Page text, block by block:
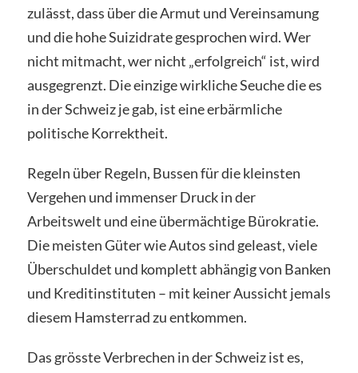
zulässt, dass über die Armut und Vereinsamung
und die hohe Suizidrate gesprochen wird. Wer
nicht mitmacht, wer nicht „erfolgreich“ ist, wird
ausgegrenzt. Die einzige wirkliche Seuche die es
in der Schweiz je gab, ist eine erbärmliche
politische Korrektheit.
Regeln über Regeln, Bussen für die kleinsten
Vergehen und immenser Druck in der
Arbeitswelt und eine übermächtige Bürokratie.
Die meisten Güter wie Autos sind geleast, viele
Überschuldet und komplett abhängig von Banken
und Kreditinstituten – mit keiner Aussicht jemals
diesem Hamsterrad zu entkommen.
Das grösste Verbrechen in der Schweiz ist es,